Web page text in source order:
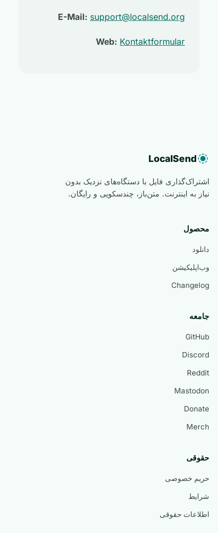
E-Mail: support@localsend.org
Web: Kontaktformular
LocalSend
اشتراک‌گذاری فایل با دستگاه‌های نزدیک بدون
نیاز به اینترنت. متن‌باز، چندسکویی و رایگان.
محصول
دانلود
وب‌اپلیکیشن
Changelog
جامعه
GitHub
Discord
Reddit
Mastodon
Donate
Merch
حقوقی
حریم خصوصی
شرایط
اطلاعات حقوقی